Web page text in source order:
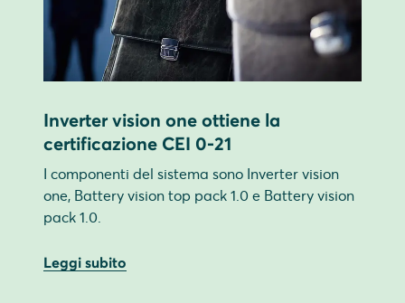
Inverter vision one ottiene la
certificazione CEI 0-21
I componenti del sistema sono Inverter vision
one, Battery vision top pack 1.0 e Battery vision
pack 1.0.
Leggi subito